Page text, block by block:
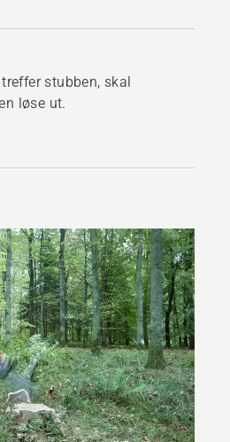
stubben, skal
løse ut.